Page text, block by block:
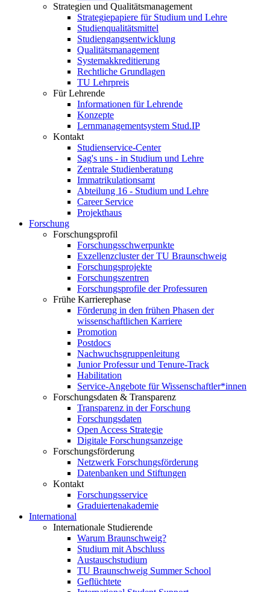
Strategien und Qualitätsmanagement
Strategiepapiere für Studium und Lehre
Studienqualitätsmittel
Studiengangsentwicklung
Qualitätsmanagement
Systemakkreditierung
Rechtliche Grundlagen
TU Lehrpreis
Für Lehrende
Informationen für Lehrende
Konzepte
Lernmanagementsystem Stud.IP
Kontakt
Studienservice-Center
Sag's uns - in Studium und Lehre
Zentrale Studienberatung
Immatrikulationsamt
Abteilung 16 - Studium und Lehre
Career Service
Projekthaus
Forschung
Forschungsprofil
Forschungsschwerpunkte
Exzellenzcluster der TU Braunschweig
Forschungsprojekte
Forschungszentren
Forschungsprofile der Professuren
Frühe Karrierephase
Förderung in den frühen Phasen der
wissenschaftlichen Karriere
Promotion
Postdocs
Nachwuchsgruppenleitung
Junior Professur und Tenure-Track
Habilitation
Service-Angebote für Wissenschaftler*innen
Forschungsdaten & Transparenz
Transparenz in der Forschung
Forschungsdaten
Open Access Strategie
Digitale Forschungsanzeige
Forschungsförderung
Netzwerk Forschungsförderung
Datenbanken und Stiftungen
Kontakt
Forschungsservice
Graduiertenakademie
International
Internationale Studierende
Warum Braunschweig?
Studium mit Abschluss
Austauschstudium
TU Braunschweig Summer School
Geflüchtete